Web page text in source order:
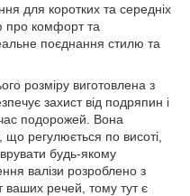
для коротких та середніх
про комфорт та
поєднання стилю та
розміру виготовлена з
захист від подряпин і
подорожей. Вона
регулюється по висоті,
будь-якому
валізи розроблено з
ваших речей, тому тут є